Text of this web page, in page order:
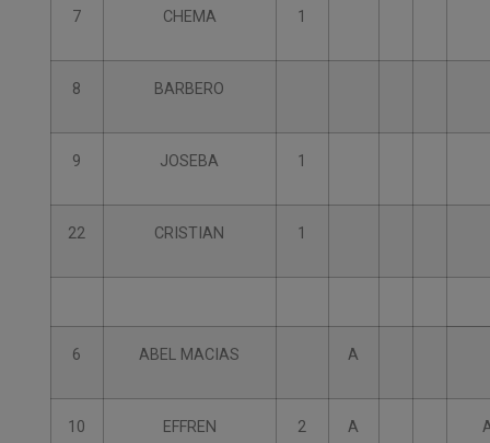
7 CHEMA 1
8 BARBERO
9 JOSEBA 1
22 CRISTIAN 1
6 ABEL MACIAS A
10 EFFREN 2 A